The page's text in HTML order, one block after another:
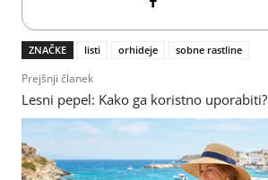
ZNAČKE listi orhideje sobne rastline
Prejšnji članek
Lesni pepel: Kako ga koristno uporabiti?